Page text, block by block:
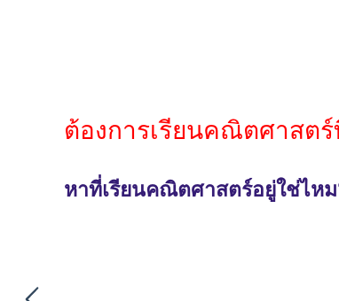
ต้องการเรียนคณิตศาสต
หาที่เรียนคณิตศาสตร์อยู่ใช่ไห